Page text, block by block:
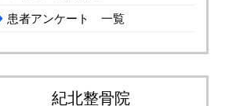
患者アンケート 一覧
紀北整骨院